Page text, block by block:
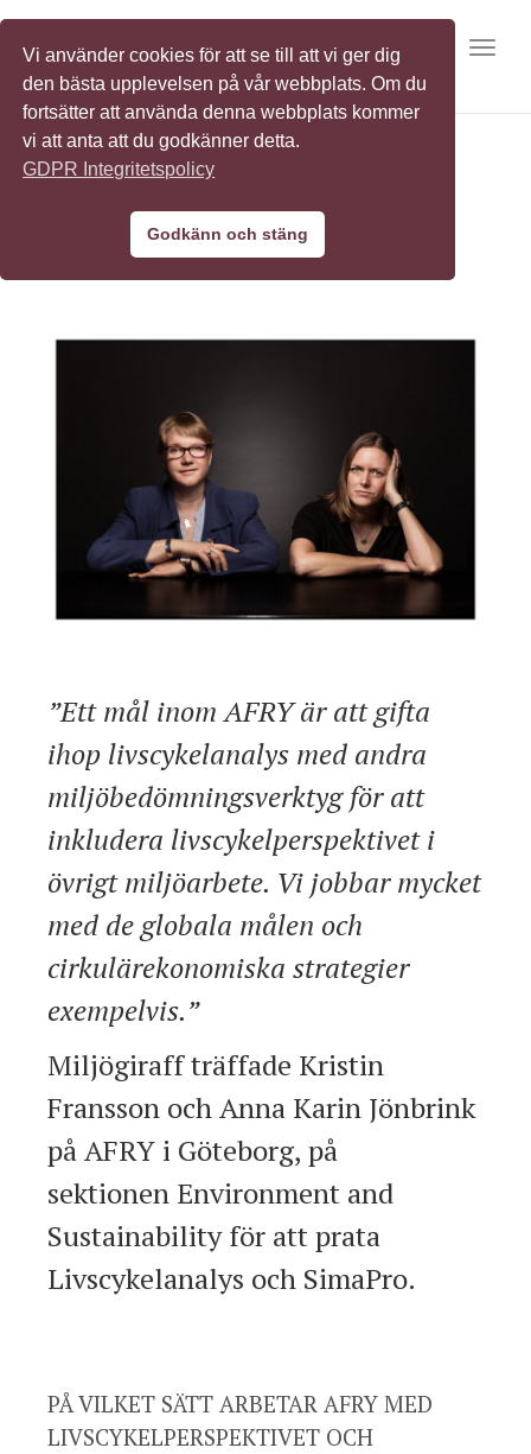
AFRY
”Ett mål inom AFRY är att gifta
ihop livscykelanalys med andra
miljöbedömningsverktyg för att
inkludera livscykelperspektivet i
övrigt miljöarbete. Vi jobbar mycket
med de globala målen och
cirkulärekonomiska strategier
exempelvis.”
Miljögiraff träffade Kristin
Fransson och Anna Karin Jönbrink
på AFRY i Göteborg, på
sektionen Environment and
Sustainability för att prata
Livscykelanalys och SimaPro.
PÅ VILKET SÄTT ARBETAR AFRY MED
LIVSCYKELPERSPEKTIVET OCH
Vi använder cookies för att se till att vi ger dig
den bästa upplevelsen på vår webbplats. Om du
fortsätter att använda denna webbplats kommer
vi att anta att du godkänner detta.
GDPR Integritetspolicy
Godkänn och stäng